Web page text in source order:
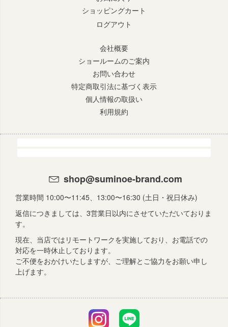
ショッピングカート
ログアウト
会社概要
ショールームのご案内
お問い合わせ
特定商取引法に基づく表示
個人情報の取扱い
利用規約
shop@suminoe-brand.com
営業時間 10:00〜11:45、13:00〜16:30 (土日・祝日休み)
返信につきましては、3営業日以内にさせていただいておりま
す。
現在、当店ではリモートワークを実施しており、お電話での
対応を一時休止しております。
ご不便をおかけいたしますが、ご理解とご協力をお願い申し
上げます。